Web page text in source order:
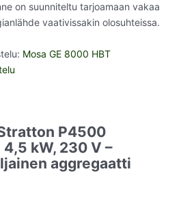
on suunniteltu tarjoamaan vakaa
vaativissakin olosuhteissa.
Mosa GE 8000 HBT
P4500
kW, 230 V –
aggregaatti